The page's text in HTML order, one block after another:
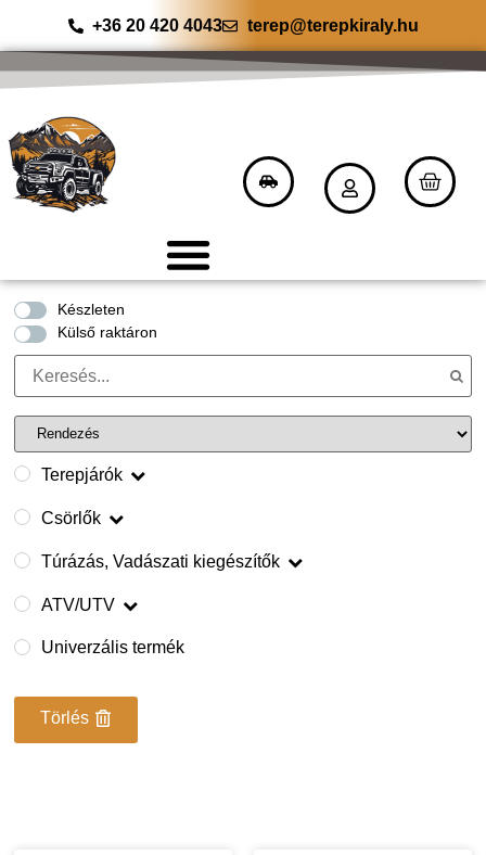
+36 20 420 4043 terep@terepkiraly.hu
Készleten
Külső raktáron
Terepjárók
Csörlők
Túrázás, Vadászati kiegészítők
ATV/UTV
Univerzális termék
Törlés